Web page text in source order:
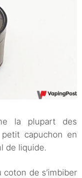
la plupart des
capuchon en
de liquide.
de s’imbiber